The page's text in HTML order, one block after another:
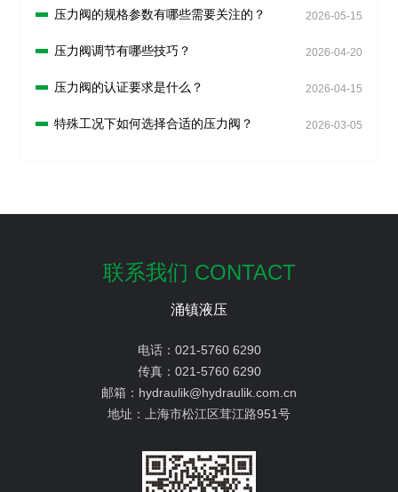
压力阀的规格参数有哪些需要关注的？ 2026-05-15
压力阀调节有哪些技巧？ 2026-04-20
压力阀的认证要求是什么？ 2026-04-15
特殊工况下如何选择合适的压力阀？ 2026-03-05
联系我们 CONTACT
涌镇液压
电话： 021-5760 6290
传真： 021-5760 6290
邮箱： hydraulik@hydraulik.com.cn
地址： 上海市松江区茸江路951号